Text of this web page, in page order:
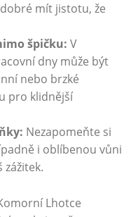
mít jistotu, že
špičku: V
dny může být
nebo brzké
pro klidnější
Nezapomeňte si
i oblíbenou vůni
zážitek.
Lhotce